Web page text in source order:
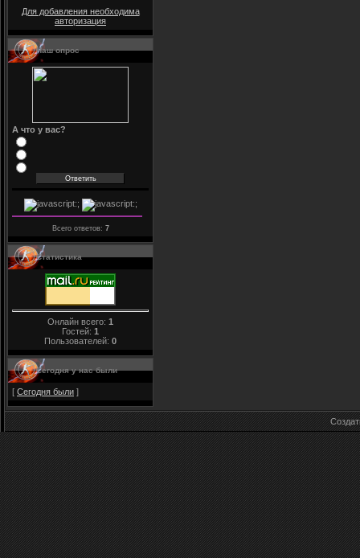
Для добавления необходима
авторизация
Наш опрос
А что у вас?
Всего ответов: 7
Статистика
Онлайн всего: 1
Гостей: 1
Пользователей: 0
Сегодня у нас были
[ Сегодня были ]